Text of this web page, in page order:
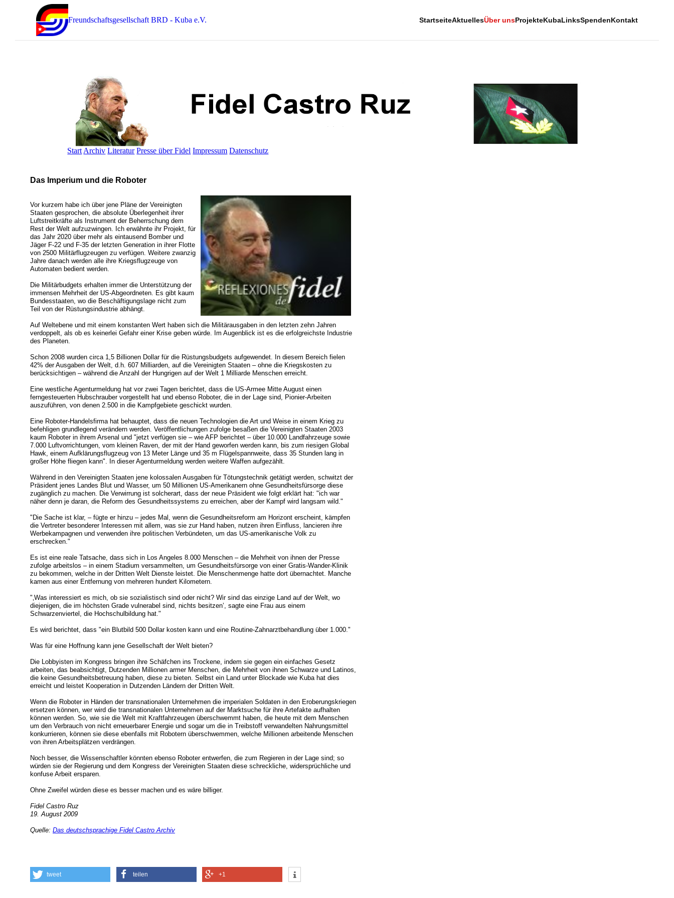
Freundschaftsgesellschaft BRD - Kuba e.V. StartseiteAktuellesÜber unsProjekteKubaLinksSpendenKontakt
Start Archiv Literatur Presse über Fidel Impressum Datenschutz
Das Imperium und die Roboter
Vor kurzem habe ich über jene Pläne der Vereinigten
Staaten gesprochen, die absolute Überlegenheit ihrer
Luftstreitkräfte als Instrument der Beherrschung dem
Rest der Welt aufzuzwingen. Ich erwähnte ihr Projekt, für
das Jahr 2020 über mehr als eintausend Bomber und
Jäger F-22 und F-35 der letzten Generation in ihrer Flotte
von 2500 Militärflugzeugen zu verfügen. Weitere zwanzig
Jahre danach werden alle ihre Kriegsflugzeuge von
Automaten bedient werden.
Die Militärbudgets erhalten immer die Unterstützung der
immensen Mehrheit der US-Abgeordneten. Es gibt kaum
Bundesstaaten, wo die Beschäftigungslage nicht zum
Teil von der Rüstungsindustrie abhängt.
Auf Weltebene und mit einem konstanten Wert haben sich die Militärausgaben in den letzten zehn Jahren
verdoppelt, als ob es keinerlei Gefahr einer Krise geben würde. Im Augenblick ist es die erfolgreichste Industrie
des Planeten.
Schon 2008 wurden circa 1,5 Billionen Dollar für die Rüstungsbudgets aufgewendet. In diesem Bereich fielen
42% der Ausgaben der Welt, d.h. 607 Milliarden, auf die Vereinigten Staaten – ohne die Kriegskosten zu
berücksichtigen – während die Anzahl der Hungrigen auf der Welt 1 Milliarde Menschen erreicht.
Eine westliche Agenturmeldung hat vor zwei Tagen berichtet, dass die US-Armee Mitte August einen
ferngesteuerten Hubschrauber vorgestellt hat und ebenso Roboter, die in der Lage sind, Pionier-Arbeiten
auszuführen, von denen 2.500 in die Kampfgebiete geschickt wurden.
Eine Roboter-Handelsfirma hat behauptet, dass die neuen Technologien die Art und Weise in einem Krieg zu
befehligen grundlegend verändern werden. Veröffentlichungen zufolge besaßen die Vereinigten Staaten 2003
kaum Roboter in ihrem Arsenal und "jetzt verfügen sie – wie AFP berichtet – über 10.000 Landfahrzeuge sowie
7.000 Luftvorrichtungen, vom kleinen Raven, der mit der Hand geworfen werden kann, bis zum riesigen Global
Hawk, einem Aufklärungsflugzeug von 13 Meter Länge und 35 m Flügelspannweite, dass 35 Stunden lang in
großer Höhe fliegen kann". In dieser Agenturmeldung werden weitere Waffen aufgezählt.
Während in den Vereinigten Staaten jene kolossalen Ausgaben für Tötungstechnik getätigt werden, schwitzt der
Präsident jenes Landes Blut und Wasser, um 50 Millionen US-Amerikanern ohne Gesundheitsfürsorge diese
zugänglich zu machen. Die Verwirrung ist solcherart, dass der neue Präsident wie folgt erklärt hat: "ich war
näher denn je daran, die Reform des Gesundheitssystems zu erreichen, aber der Kampf wird langsam wild."
"Die Sache ist klar, – fügte er hinzu – jedes Mal, wenn die Gesundheitsreform am Horizont erscheint, kämpfen
die Vertreter besonderer Interessen mit allem, was sie zur Hand haben, nutzen ihren Einfluss, lancieren ihre
Werbekampagnen und verwenden ihre politischen Verbündeten, um das US-amerikanische Volk zu
erschrecken."
Es ist eine reale Tatsache, dass sich in Los Angeles 8.000 Menschen – die Mehrheit von ihnen der Presse
zufolge arbeitslos – in einem Stadium versammelten, um Gesundheitsfürsorge von einer Gratis-Wander-Klinik
zu bekommen, welche in der Dritten Welt Dienste leistet. Die Menschenmenge hatte dort übernachtet. Manche
kamen aus einer Entfernung von mehreren hundert Kilometern.
"‚Was interessiert es mich, ob sie sozialistisch sind oder nicht? Wir sind das einzige Land auf der Welt, wo
diejenigen, die im höchsten Grade vulnerabel sind, nichts besitzen’, sagte eine Frau aus einem
Schwarzenviertel, die Hochschulbildung hat."
Es wird berichtet, dass "ein Blutbild 500 Dollar kosten kann und eine Routine-Zahnarztbehandlung über 1.000."
Was für eine Hoffnung kann jene Gesellschaft der Welt bieten?
Die Lobbyisten im Kongress bringen ihre Schäfchen ins Trockene, indem sie gegen ein einfaches Gesetz
arbeiten, das beabsichtigt, Dutzenden Millionen armer Menschen, die Mehrheit von ihnen Schwarze und Latinos,
die keine Gesundheitsbetreuung haben, diese zu bieten. Selbst ein Land unter Blockade wie Kuba hat dies
erreicht und leistet Kooperation in Dutzenden Ländern der Dritten Welt.
Wenn die Roboter in Händen der transnationalen Unternehmen die imperialen Soldaten in den Eroberungskriegen
ersetzen können, wer wird die transnationalen Unternehmen auf der Marktsuche für ihre Artefakte aufhalten
können werden. So, wie sie die Welt mit Kraftfahrzeugen überschwemmt haben, die heute mit dem Menschen
um den Verbrauch von nicht erneuerbarer Energie und sogar um die in Treibstoff verwandelten Nahrungsmittel
konkurrieren, können sie diese ebenfalls mit Robotern überschwemmen, welche Millionen arbeitende Menschen
von ihren Arbeitsplätzen verdrängen.
Noch besser, die Wissenschaftler könnten ebenso Roboter entwerfen, die zum Regieren in der Lage sind; so
würden sie der Regierung und dem Kongress der Vereinigten Staaten diese schreckliche, widersprüchliche und
konfuse Arbeit ersparen.
Ohne Zweifel würden diese es besser machen und es wäre billiger.
Fidel Castro Ruz
19. August 2009
Quelle: Das deutschsprachige Fidel Castro Archiv
tweet teilen +1